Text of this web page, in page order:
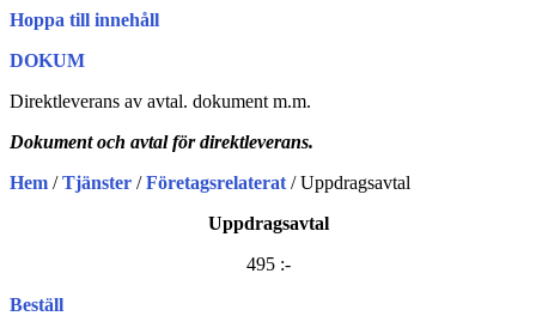
Hoppa till innehåll
DOKUM
Direktleverans av avtal. dokument m.m.
Dokument och avtal för direktleverans.
Hem /Tjänster /Företagsrelaterat / Uppdragsavtal
Uppdragsavtal
495 :-
Beställ